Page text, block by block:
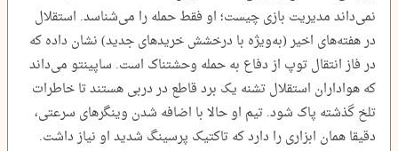
نمی‌داند مدیریت بازی چیست؛ او فقط حمله را می‌شناسد. استقلال
در هفته‌های اخیر (به‌ویژه با درخشش خریدهای جدید) نشان داده که
در فاز انتقال توپ از دفاع به حمله وحشتناک است. ساپینتو می‌داند
که هواداران استقلال تشنه‌ یک برد قاطع در دربی هستند تا خاطرات
تلخ گذشته پاک شود. تیم او حالا با اضافه شدن وینگرهای سرعتی،
دقیقا همان ابزاری را دارد که تاکتیک پرسینگ شدید او نیاز داشت.